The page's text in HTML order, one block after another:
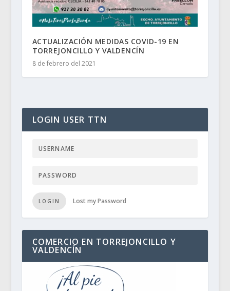
ACTUALIZACIÓN MEDIDAS COVID-19 EN
TORREJONCILLO Y VALDENCÍN
8 de febrero del 2021
LOGIN USER TTN
LOGIN Lost my Password
COMERCIO EN TORREJONCILLO Y
VALDENCÍN